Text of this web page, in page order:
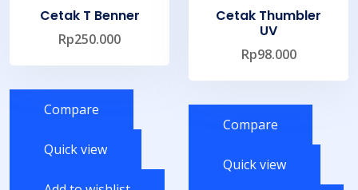
Cetak T Benner
Rp250.000
Compare
Quick view
Cetak Thumbler
UV
Rp98.000
Compare
Quick view